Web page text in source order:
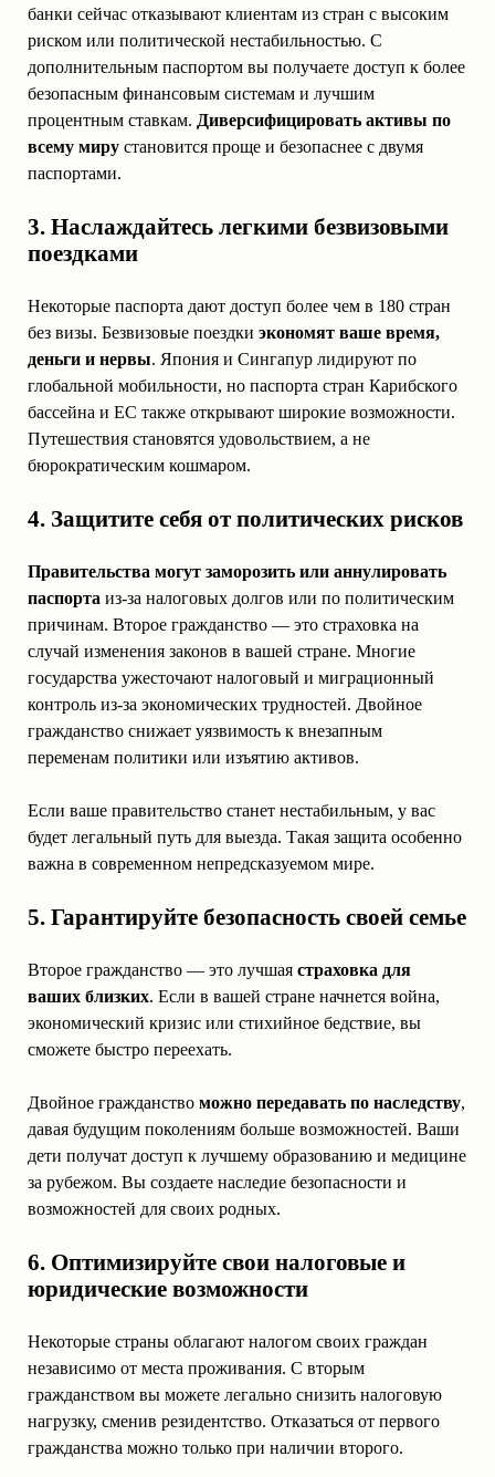
банки сейчас отказывают клиентам из стран с высоким
риском или политической нестабильностью. С
дополнительным паспортом вы получаете доступ к более
безопасным финансовым системам и лучшим
процентным ставкам. Диверсифицировать активы по
всему мирустановится проще и безопаснее с двумя
паспортами.
3. Наслаждайтесь легкими безвизовыми
поездками
Некоторые паспорта дают доступ более чем в 180 стран
без визы. Безвизовые поездки экономят ваше время,
деньги и нервы. Япония и Сингапур лидируют по
глобальной мобильности, но паспорта стран Карибского
бассейна и ЕС также открывают широкие возможности.
Путешествия становятся удовольствием, а не
бюрократическим кошмаром.
4. Защитите себя от политических рисков
Правительства могут заморозить или аннулировать
паспорта из-за налоговых долгов или по политическим
причинам. Второе гражданство — это страховка на
случай изменения законов в вашей стране. Многие
государства ужесточают налоговый и миграционный
контроль из-за экономических трудностей. Двойное
гражданство снижает уязвимость к внезапным
переменам политики или изъятию активов.
Если ваше правительство станет нестабильным, у вас
будет легальный путь для выезда. Такая защита особенно
важна в современном непредсказуемом мире.
5. Гарантируйте безопасность своей семье
Второе гражданство — это лучшая страховка для
ваших близких. Если в вашей стране начнется война,
экономический кризис или стихийное бедствие, вы
сможете быстро переехать.
Двойное гражданство можно передавать по наследству,
давая будущим поколениям больше возможностей. Ваши
дети получат доступ к лучшему образованию и медицине
за рубежом. Вы создаете наследие безопасности и
возможностей для своих родных.
6. Оптимизируйте свои налоговые и
юридические возможности
Некоторые страны облагают налогом своих граждан
независимо от места проживания. С вторым
гражданством вы можете легально снизить налоговую
нагрузку, сменив резидентство. Отказаться от первого
гражданства можно только при наличии второго.